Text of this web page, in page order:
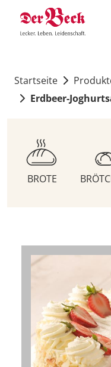
Startseite
Erdbeer-
BROTE